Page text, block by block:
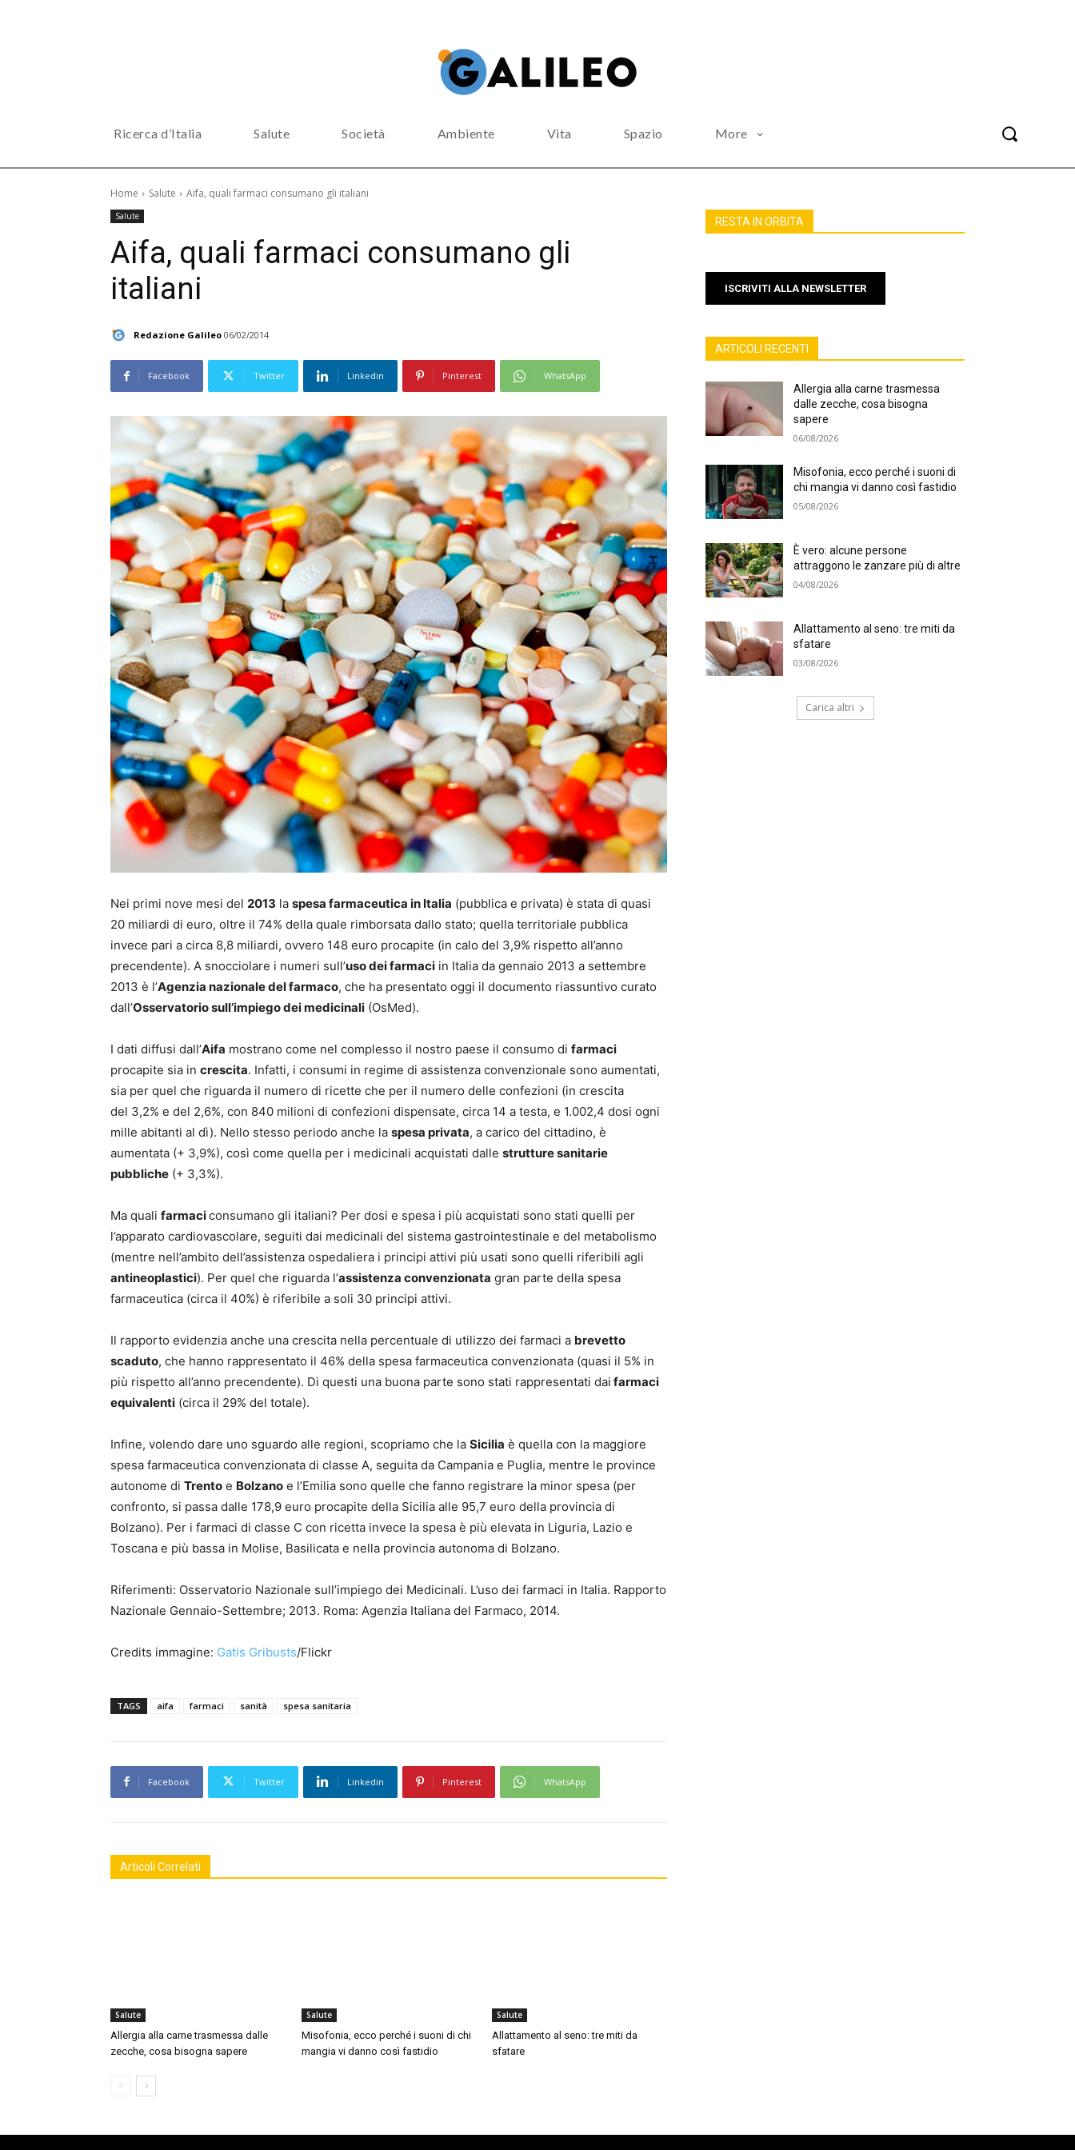
Ricerca d’Italia Salute Società Ambiente Vita Spazio More
Home Salute Aifa, quali farmaci consumano gli italiani
Salute
Aifa, quali farmaci consumano gli
italiani
Redazione Galileo 06/02/2014
Facebook Twitter Linkedin Pinterest WhatsApp
Nei primi nove mesi del 2013 la spesa farmaceutica in Italia (pubblica e privata) è stata di quasi
20 miliardi di euro, oltre il 74% della quale rimborsata dallo stato; quella territoriale pubblica
invece pari a circa 8,8 miliardi, ovvero 148 euro procapite (in calo del 3,9% rispetto all’anno
precendente). A snocciolare i numeri sull’uso dei farmaci in Italia da gennaio 2013 a settembre
2013 è l’Agenzia nazionale del farmaco, che ha presentato oggi il documento riassuntivo curato
dall’Osservatorio sull’impiego dei medicinali (OsMed).
I dati diffusi dall’Aifa mostrano come nel complesso il nostro paese il consumo di farmaci
procapite sia in crescita. Infatti, i consumi in regime di assistenza convenzionale sono aumentati,
sia per quel che riguarda il numero di ricette che per il numero delle confezioni (in crescita
del 3,2% e del 2,6%, con 840 milioni di confezioni dispensate, circa 14 a testa, e 1.002,4 dosi ogni
mille abitanti al dì). Nello stesso periodo anche la spesa privata, a carico del cittadino, è
aumentata (+ 3,9%), così come quella per i medicinali acquistati dalle strutture sanitarie
pubbliche (+ 3,3%).
Ma quali farmaciconsumano gli italiani? Per dosi e spesa i più acquistati sono stati quelli per
l’apparato cardiovascolare, seguiti dai medicinali del sistema gastrointestinale e del metabolismo
(mentre nell’ambito dell’assistenza ospedaliera i principi attivi più usati sono quelli riferibili agli
antineoplastici). Per quel che riguarda l’assistenza convenzionata gran parte della spesa
farmaceutica (circa il 40%) è riferibile a soli 30 principi attivi.
Il rapporto evidenzia anche una crescita nella percentuale di utilizzo dei farmaci a brevetto
scaduto, che hanno rappresentato il 46% della spesa farmaceutica convenzionata (quasi il 5% in
più rispetto all’anno precendente). Di questi una buona parte sono stati rappresentati dai farmaci
equivalenti (circa il 29% del totale).
Infine, volendo dare uno sguardo alle regioni, scopriamo che la Sicilia è quella con la maggiore
spesa farmaceutica convenzionata di classe A, seguita da Campania e Puglia, mentre le province
autonome di Trento e Bolzano e l’Emilia sono quelle che fanno registrare la minor spesa (per
confronto, si passa dalle 178,9 euro procapite della Sicilia alle 95,7 euro della provincia di
Bolzano). Per i farmaci di classe C con ricetta invece la spesa è più elevata in Liguria, Lazio e
Toscana e più bassa in Molise, Basilicata e nella provincia autonoma di Bolzano.
Riferimenti: Osservatorio Nazionale sull’impiego dei Medicinali. L’uso dei farmaci in Italia. Rapporto
Nazionale Gennaio-Settembre; 2013. Roma: Agenzia Italiana del Farmaco, 2014.
Credits immagine: Gatis Gribusts/Flickr
TAGS aifa farmaci sanità spesa sanitaria
Facebook Twitter Linkedin Pinterest WhatsApp
Articoli Correlati
Salute
Allergia alla carne trasmessa dalle
zecche, cosa bisogna sapere
Salute
Misofonia, ecco perché i suoni di chi
mangia vi danno così fastidio
Salute
Allattamento al seno: tre miti da
sfatare
RESTA IN ORBITA
ISCRIVITI ALLA NEWSLETTER
ARTICOLI RECENTI
Allergia alla carne trasmessa
dalle zecche, cosa bisogna
sapere
06/08/2026
Misofonia, ecco perché i suoni di
chi mangia vi danno così fastidio
05/08/2026
È vero: alcune persone
attraggono le zanzare più di altre
04/08/2026
Allattamento al seno: tre miti da
sfatare
03/08/2026
Carica altri